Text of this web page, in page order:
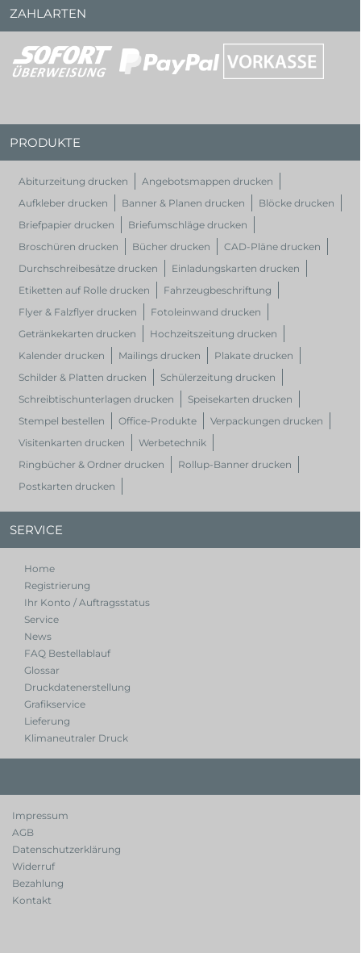
ZAHLARTEN
PRODUKTE
Abiturzeitung drucken
Angebotsmappen drucken
Aufkleber drucken
Banner & Planen drucken
Blöcke drucken
Briefpapier drucken
Briefumschläge drucken
Broschüren drucken
Bücher drucken
CAD-Pläne drucken
Durchschreibesätze drucken
Einladungskarten drucken
Etiketten auf Rolle drucken
Fahrzeugbeschriftung
Flyer & Falzflyer drucken
Fotoleinwand drucken
Getränkekarten drucken
Hochzeitszeitung drucken
Kalender drucken
Mailings drucken
Plakate drucken
Schilder & Platten drucken
Schülerzeitung drucken
Schreibtischunterlagen drucken
Speisekarten drucken
Stempel bestellen
Office-Produkte
Verpackungen drucken
Visitenkarten drucken
Werbetechnik
Ringbücher & Ordner drucken
Rollup-Banner drucken
Postkarten drucken
SERVICE
Home
Registrierung
Ihr Konto / Auftragsstatus
Service
News
FAQ Bestellablauf
Glossar
Druckdatenerstellung
Grafikservice
Lieferung
Klimaneutraler Druck
Impressum
AGB
Datenschutzerklärung
Widerruf
Bezahlung
Kontakt